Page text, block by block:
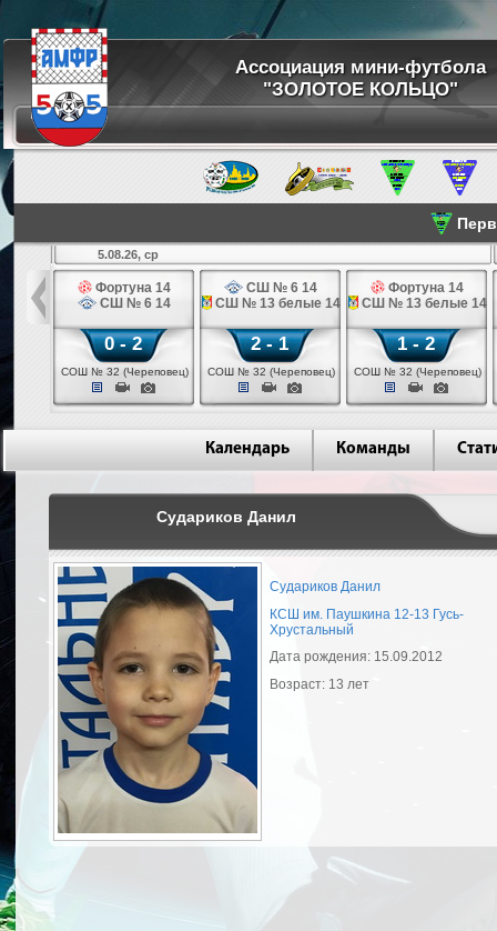
Ассоциация мини-футбола
"ЗОЛОТОЕ КОЛЬЦО"
14
5.08.26, ср
Фортуна 14
СШ № 6 14
0 - 2
СОШ № 32 (Череповец)
СШ № 6 14
СШ № 13 белые 14
2 - 1
СОШ № 32 (Череповец)
Фортуна 14
СШ № 13 белые 14
1 - 2
СОШ № 32 (Череповец)
Календарь Команды
Судариков Данил
Судариков Данил
КСШ им. Паушкина 12-13 Гусь-
Хрустальный
Дата рождения: 15.09.2012
Возраст: 13 лет